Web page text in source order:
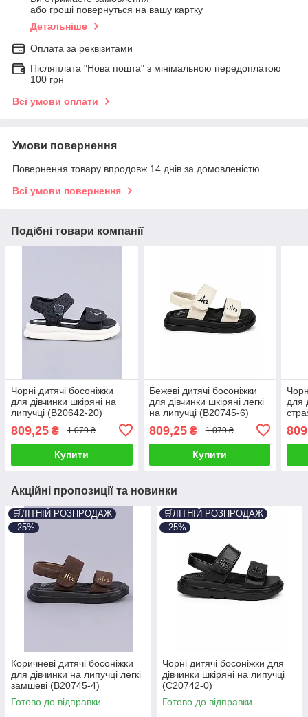
або гроші повернуться на вашу картку
Детальніше
Оплата за реквізитами
Післяплата "Нова пошта" з мінімальною передоплатою
100 грн
Всі умови оплати
Умови повернення
Повернення товару впродовж 14 днів за домовленістю
Всі умови повернення
Подібні товари компанії
Чорні дитячі босоніжки
для дівчинки шкіряні на
липучці (B20642-20)
809,25 ₴ 1 079 ₴
Купити
Бежеві дитячі босоніжки
для дівчинки шкіряні легкі
на липучці (B20745-6)
809,25₴ 1 079 ₴
Купити
для
Акційні пропозиції та новинки
🛒ЛІТНІЙ РОЗПРОДАЖ
–25%
Коричневі дитячі босоніжки
для дівчинки на липучці легкі
замшеві (B20745-4)
Готово до відправки
🛒ЛІТНІЙ РОЗПРОДАЖ
–25%
Чорні дитячі босоніжки для
дівчинки шкіряні на липучці
(C20742-0)
Готово до відправки